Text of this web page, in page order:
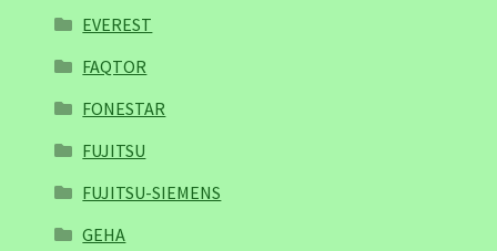
EVEREST
FAQTOR
FONESTAR
FUJITSU
FUJITSU-SIEMENS
GEHA